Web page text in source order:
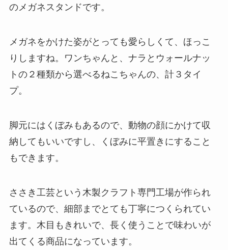
のメガネスタンドです。
メガネをかけた姿がとっても愛らしくて、ほっこ
りしますね。ワンちゃんと、ナラとウォールナッ
トの２種類から選べるねこちゃんの、計３タイ
プ。
脚元にはくぼみもあるので、動物の顔にかけて収
納してもいいですし、くぼみに平置きにすること
もできます。
ささき工芸という木製クラフト専門工場が作られ
ているので、細部までとても丁寧につくられてい
ます。木目もきれいで、長く使うことで味わいが
出てくる商品になっています。